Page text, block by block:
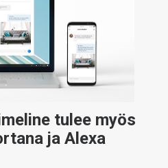
tulee myös
ja Alexa